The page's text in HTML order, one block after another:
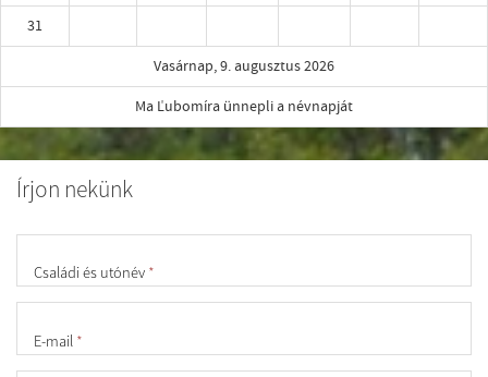
31
Vasárnap, 9. augusztus 2026
Ma Ľubomíra ünnepli a névnapját
Írjon nekünk
Családi és utónév *
E-mail *